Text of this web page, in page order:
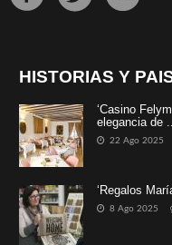
HISTORIAS Y
‘Casino
elegancia de ...
22 Ago 2025
‘Regalos
8 Ago 2025